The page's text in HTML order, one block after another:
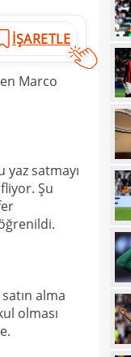
İŞARETLE
Marco
yaz satmayı
Şu
alma
olması
Ligi